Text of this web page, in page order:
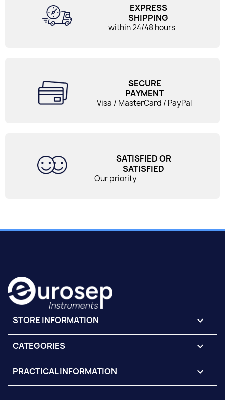
EXPRESS
SHIPPING
within 24/48 hours
SECURE
PAYMENT
Visa / MasterCard / PayPal
SATISFIED OR
SATISFIED
Our priority
STORE INFORMATION keyboard_arrow_down
CATEGORIES 
PRACTICAL INFORMATION 